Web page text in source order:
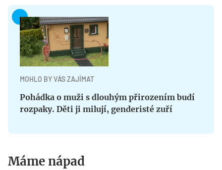
MOHLO BY VÁS ZAJÍMAT
Pohádka o muži s dlouhým přirozením budí
rozpaky. Děti ji milují, genderisté zuří
Máme nápad